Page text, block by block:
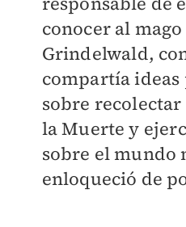
conocer al
Grindelwald,
compartía ideas
sobre
la Muerte y
sobre el mundo
enloqueció de